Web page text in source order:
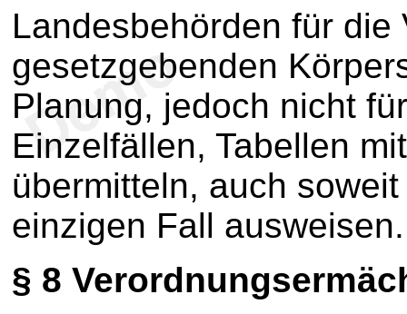
Landesbehörden für
gesetzgebenden
Planung, jedoch nicht
Einzelfällen, Tabellen
übermitteln, auch
einzigen Fall ausweisen.
§ 8